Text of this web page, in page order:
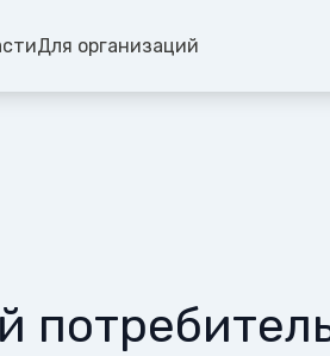
Для организаций